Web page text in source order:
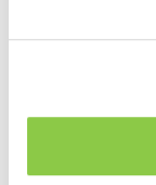
Beschrijving
Ontdek de